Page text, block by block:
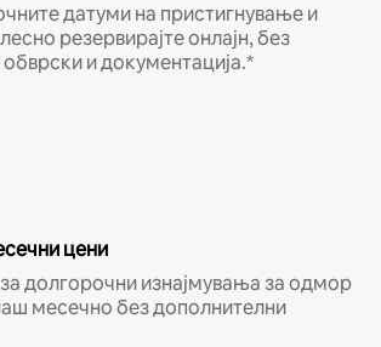
датуми на пристигнување и
резервирајте онлајн, без
и документација.*
цени
долгорочни изнајмувања за одмор
месечно без дополнителни